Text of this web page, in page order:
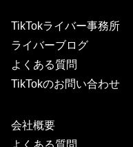
TikTokライバー事務所
ライバーブログ
よくある質問
TikTokのお問い合わせ
会社概要
よくある質問